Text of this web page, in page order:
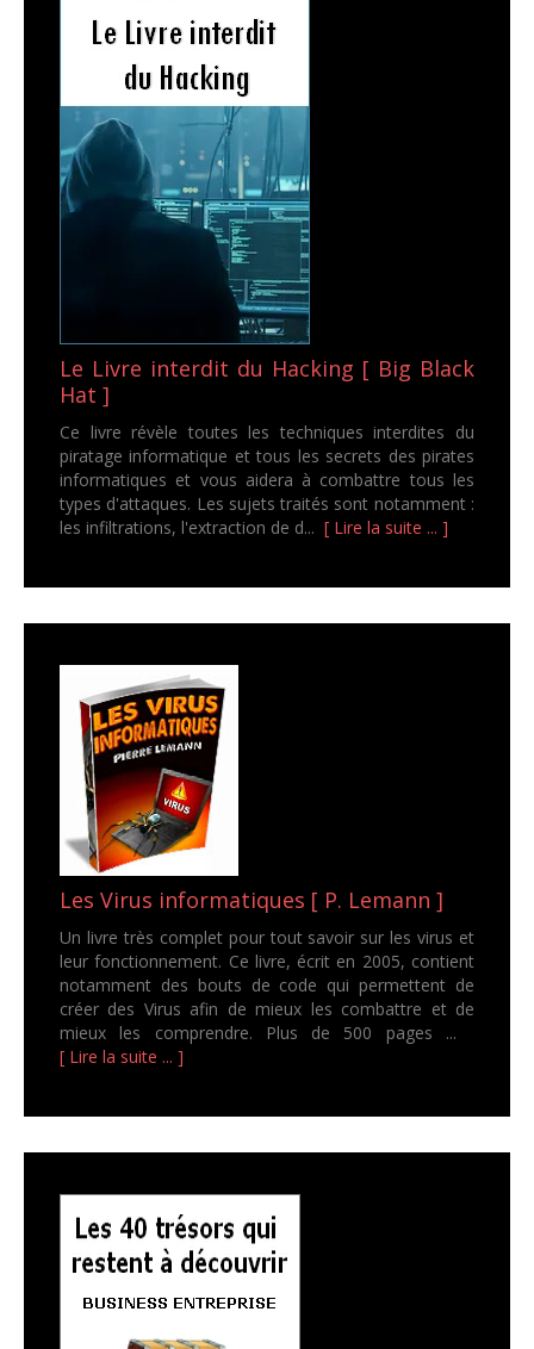
Le Livre interdit du Hacking [ Big Black
Hat ]
Ce livre révèle toutes les techniques interdites du
piratage informatique et tous les secrets des pirates
informatiques et vous aidera à combattre tous les
types d'attaques. Les sujets traités sont notamment :
les infiltrations, l'extraction de d... [ Lire la suite ... ]
Les Virus informatiques [ P. Lemann ]
Un livre très complet pour tout savoir sur les virus et
leur fonctionnement. Ce livre, écrit en 2005, contient
notamment des bouts de code qui permettent de
créer des Virus afin de mieux les combattre et de
mieux les comprendre. Plus de 500 pages ...
[ Lire la suite ... ]